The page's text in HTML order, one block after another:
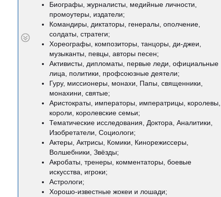
Биографы, журналисты, медийные личности,
промоутеры, издатели;
Командиры, диктаторы, генералы, ополчение,
солдаты, стратеги;
Хореографы, композиторы, танцоры, ди-джеи,
музыканты, певцы, авторы песен;
Активисты, дипломаты, первые леди, официальные
лица, политики, профсоюзные деятели;
Гуру, миссионеры, монахи, Папы, священники,
монахини, святые;
Аристократы, императоры, императрицы, королевы,
короли, королевские семьи;
Тематические исследования, Доктора, Аналитики,
Изобретатели, Социологи;
Актеры, Актрисы, Комики, Кинорежиссеры,
Волшебники, Звёзды;
Акробаты, тренеры, комментаторы, боевые
искусства, игроки;
Астрологи;
Хорошо-известные жокеи и лошади;